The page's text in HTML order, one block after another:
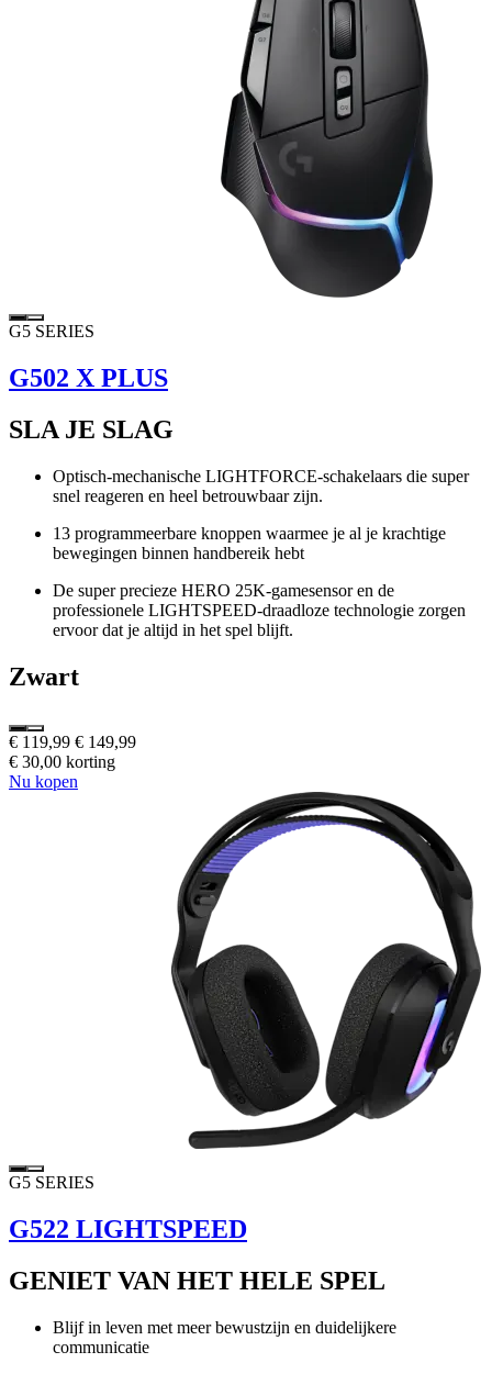
G5 SERIES
G502 X PLUS
SLA JE SLAG
Optisch-mechanische LIGHTFORCE-schakelaars die super
snel reageren en heel betrouwbaar zijn.
13 programmeerbare knoppen waarmee je al je krachtige
bewegingen binnen handbereik hebt
De super precieze HERO 25K-gamesensor en de
professionele LIGHTSPEED-draadloze technologie zorgen
ervoor dat je altijd in het spel blijft.
Zwart
€ 119,99 € 149,99
€ 30,00 korting
Nu kopen
G5 SERIES
G522 LIGHTSPEED
GENIET VAN HET HELE SPEL
Blijf in leven met meer bewustzijn en duidelijkere
communicatie